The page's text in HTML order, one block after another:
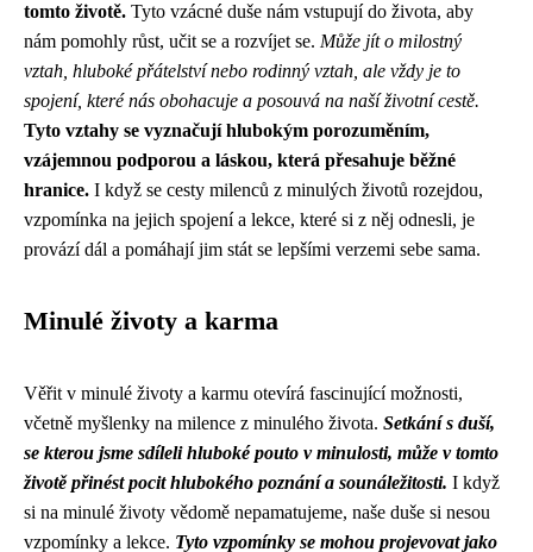
tomto životě. Tyto vzácné duše nám vstupují do života, aby
nám pomohly růst, učit se a rozvíjet se. Může jít o milostný
vztah, hluboké přátelství nebo rodinný vztah, ale vždy je to
spojení, které nás obohacuje a posouvá na naší životní cestě.
Tyto vztahy se vyznačují hlubokým porozuměním,
vzájemnou podporou a láskou, která přesahuje běžné
hranice. I když se cesty milenců z minulých životů rozejdou,
vzpomínka na jejich spojení a lekce, které si z něj odnesli, je
provází dál a pomáhají jim stát se lepšími verzemi sebe sama.
Minulé životy a karma
Věřit v minulé životy a karmu otevírá fascinující možnosti,
včetně myšlenky na milence z minulého života. Setkání s duší,
se kterou jsme sdíleli hluboké pouto v minulosti, může v tomto
životě přinést pocit hlubokého poznání a sounáležitosti. I když
si na minulé životy vědomě nepamatujeme, naše duše si nesou
vzpomínky a lekce. Tyto vzpomínky se mohou projevovat jako